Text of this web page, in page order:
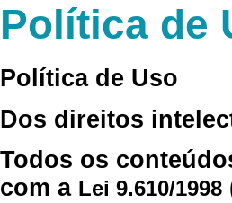
Política de
Política de Uso
Dos direitos
Todos os
com a Lei 9.610/1998